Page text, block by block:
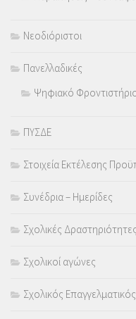
Νεοδιόριστοι
Πανελλαδικές
Ψηφιακό
ΠΥΣΔΕ
Στοιχεία Εκτέλεσης
Συνέδρια – Ημερίδες
Σχολικές
Σχολικοί αγώνες
Σχολικός